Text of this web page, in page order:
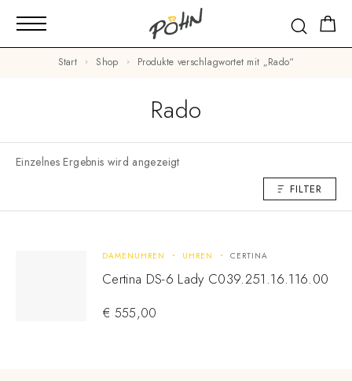
Start Shop Produkte verschlagwortet mit „Rado“
Rado
Einzelnes Ergebnis wird angezeigt
FILTER
DAMENUHREN UHREN CERTINA
Certina DS-6 Lady C039.251.16.116.00
€ 555,00